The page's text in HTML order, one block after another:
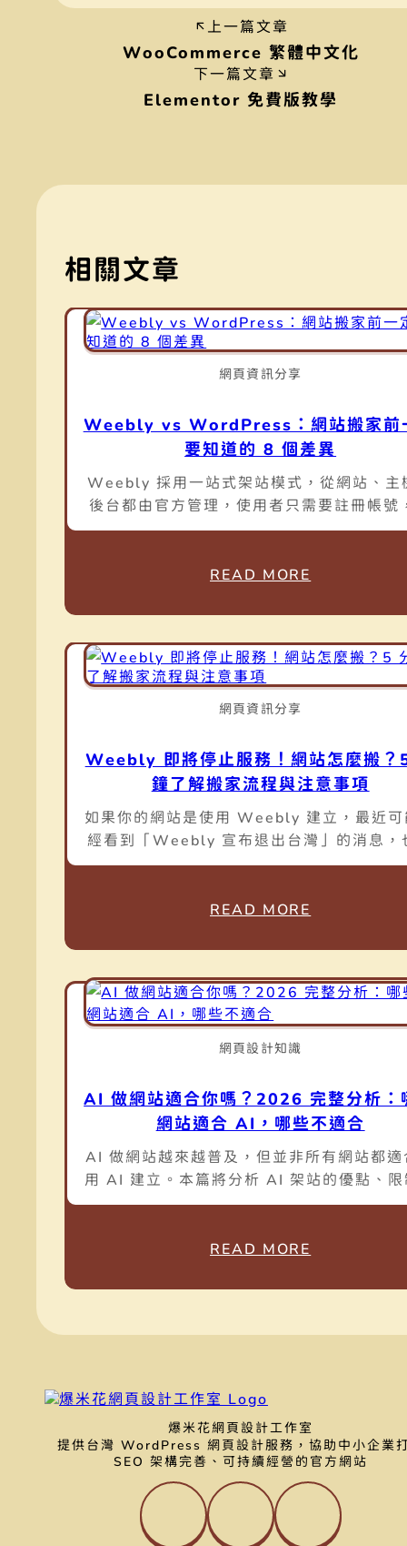
設計相關
上一篇文章
WooCommerce 繁體中文化
下一篇文章
Elementor 免費版教學
相關文章
網頁資訊分享
Weebly vs WordPress：網站搬家前
要知道的 8 個差異
Weebly 採用一站式架站模式，從網站、主
後台都由官方管理，使用者只需要註冊帳號
能透過拖曳方式快速建立網站，因此相當適
使用率最高的內容管理系統（CMS），雖然
度，可以依照需求客製網站、安裝外掛，並
擴充功能。
READ MORE
網頁資訊分享
Weebly 即將停止服務！網站怎麼搬？
鐘了解搬家流程與注意事項
如果你的網站是使用 Weebly 建立，最近可
經看到「Weebly 宣布退出台灣」的消息，
始擔心自己的 […]
READ MORE
網頁設計知識
AI 做網站適合你嗎？2026 完整分析：
網站適合 AI，哪些不適合
AI 做網站越來越普及，但並非所有網站都適
用 AI 建立。本篇將分析 AI 架站的優點、限
適用情境，並比較 AI 與 WordPress 的差
因選錯架站方式而增加後續成本。
READ MORE
爆米花網頁設計工作室
提供台灣 WordPress 網頁設計服務，協助中小企業
SEO 架構完善、可持續經營的官方網站